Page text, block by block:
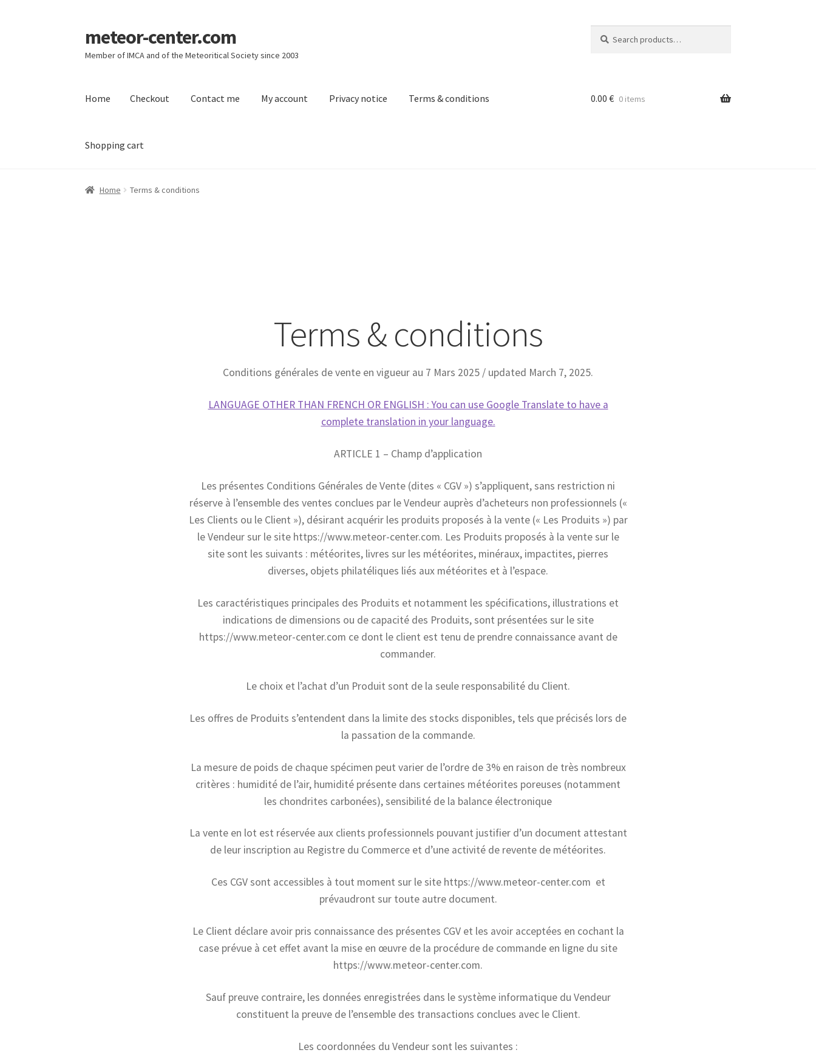
Skip
to
navigation
Skip
to
content
meteor-center.com
Member of IMCA and of the Meteoritical Society since 2003
for:
Home Checkout Contact me My account Privacy notice Terms & conditions
Shopping cart
Home Checkout Contact me
0.00 € 0 items
Home Terms & conditions
Terms & conditions
Conditions générales de vente en vigueur au 7 Mars 2025 / updated March 7, 2025.
LANGUAGE OTHER THAN FRENCH OR ENGLISH : You can use Google Translate to have a
complete translation in your language.
ARTICLE 1 – Champ d’application
Les présentes Conditions Générales de Vente (dites « CGV ») s’appliquent, sans restriction ni
réserve à l’ensemble des ventes conclues par le Vendeur auprès d’acheteurs non professionnels («
Les Clients ou le Client »), désirant acquérir les produits proposés à la vente (« Les Produits ») par
le Vendeur sur le site https://www.meteor-center.com. Les Produits proposés à la vente sur le
site sont les suivants : météorites, livres sur les météorites, minéraux, impactites, pierres
diverses, objets philatéliques liés aux météorites et à l’espace.
Les caractéristiques principales des Produits et notamment les spécifications, illustrations et
indications de dimensions ou de capacité des Produits, sont présentées sur le site
https://www.meteor-center.com ce dont le client est tenu de prendre connaissance avant de
commander.
Le choix et l’achat d’un Produit sont de la seule responsabilité du Client.
Les offres de Produits s’entendent dans la limite des stocks disponibles, tels que précisés lors de
la passation de la commande.
La mesure de poids de chaque spécimen peut varier de l’ordre de 3% en raison de très nombreux
critères : humidité de l’air, humidité présente dans certaines météorites poreuses (notamment
les chondrites carbonées), sensibilité de la balance électronique
La vente en lot est réservée aux clients professionnels pouvant justifier d’un document attestant
de leur inscription au Registre du Commerce et d’une activité de revente de météorites.
Ces CGV sont accessibles à tout moment sur le site https://www.meteor-center.com et
prévaudront sur toute autre document.
Le Client déclare avoir pris connaissance des présentes CGV et les avoir acceptées en cochant la
case prévue à cet effet avant la mise en œuvre de la procédure de commande en ligne du site
https://www.meteor-center.com.
Sauf preuve contraire, les données enregistrées dans le système informatique du Vendeur
constituent la preuve de l’ensemble des transactions conclues avec le Client.
Les coordonnées du Vendeur sont les suivantes :